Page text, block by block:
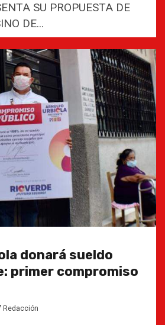
SU PROPUESTA DE
DE...
donará sueldo
primer compromiso
Redacción